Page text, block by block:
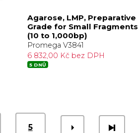
Agarose, LMP, Preparative
Grade for Small Fragments
(10 to 1,000bp)
Promega V3841
6 832,00 Kč bez DPH
5 DNŮ
5